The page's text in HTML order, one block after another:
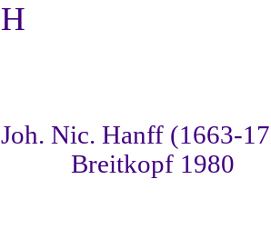
H
Joh. Nic. Hanff (1663-
Breitkopf 1980